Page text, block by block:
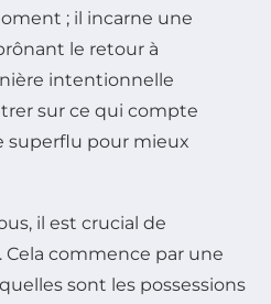
; il incarne une
le retour à
intentionnelle
sur ce qui compte
superflu pour mieux
il est crucial de
. Cela commence par une
sont les possessions